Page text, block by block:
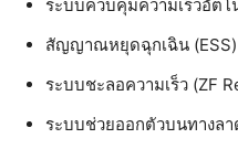
ระบบควบคุมความเร็วอัตโ
สัญญาณหยุดฉุกเฉิน (ESS)
ระบบชะลอความเร็ว (ZF
ระบบช่วยออกตัวบนทางล